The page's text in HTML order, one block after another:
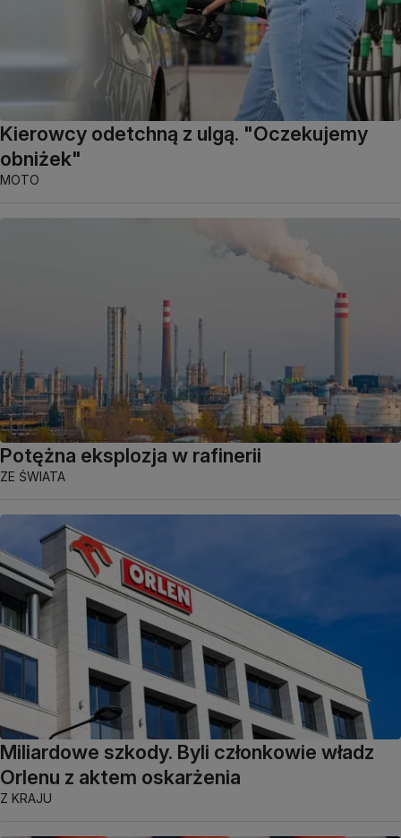
Kierowcy odetchną z ulgą. "Oczekujemy
obniżek"
MOTO
Potężna eksplozja w rafinerii
ZE ŚWIATA
Miliardowe szkody. Byli członkowie władz
Orlenu z aktem oskarżenia
Z KRAJU